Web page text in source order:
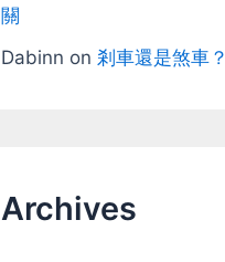
關
Dabinn on 剎車還是煞車？
Archives